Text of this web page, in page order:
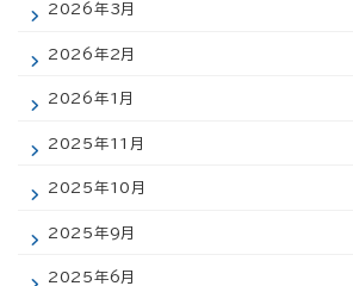
2026年3月
2026年2月
2026年1月
2025年11月
2025年10月
2025年9月
2025年6月